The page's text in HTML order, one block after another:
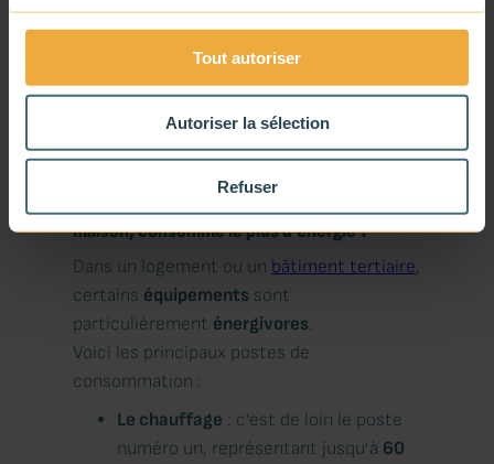
Tout autoriser
Autoriser la sélection
Refuser
Quel appareil, dans un bâtiment ou une
maison, consomme le plus d’énergie ?
Dans un logement ou un bâtiment tertiaire,
certains équipements sont
particulièrement énergivores.
Voici les principaux postes de
consommation :
Le chauffage : c’est de loin le poste
numéro un, représentant jusqu’à 60